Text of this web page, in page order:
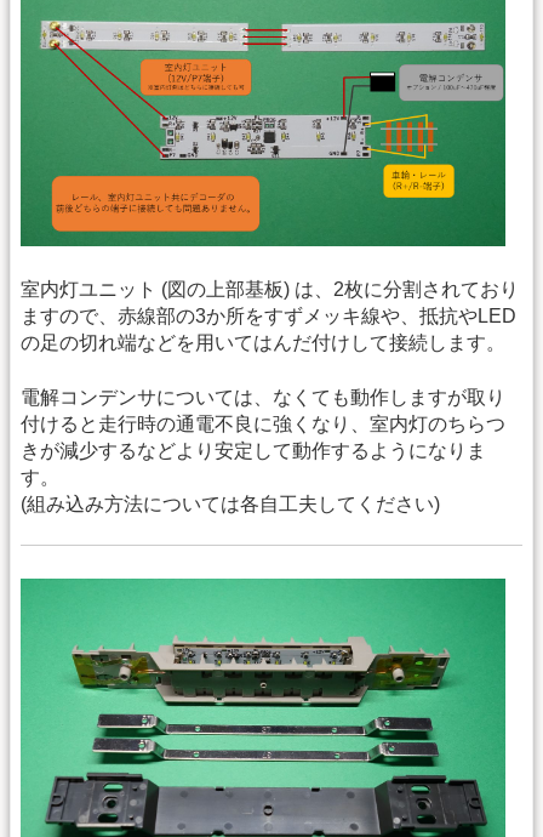
室内灯ユニット (図の上部基板) は、2枚に分割されており
ますので、赤線部の3か所をすずメッキ線や、抵抗やLED
の足の切れ端などを用いてはんだ付けして接続します。
電解コンデンサについては、なくても動作しますが取り
付けると走行時の通電不良に強くなり、室内灯のちらつ
きが減少するなどより安定して動作するようになりま
す。
(組み込み方法については各自工夫してください)